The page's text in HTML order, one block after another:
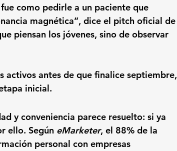
como pedirle a un paciente que
magnética”, dice el pitch oficial de
piensan los jóvenes, sino de observar
activos antes de que finalice septiembre,
inicial.
y conveniencia parece resuelto: si ya
ello. Según eMarketer, el 88% de la
personal con empresas